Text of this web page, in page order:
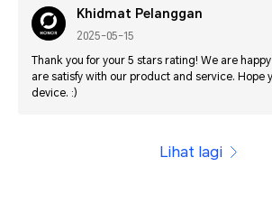
Khidmat Pelanggan
2025-05-15
Thank you for your 5 stars rating! We are
are satisfy with our product and service. Hope
device. :)
Lihat lagi